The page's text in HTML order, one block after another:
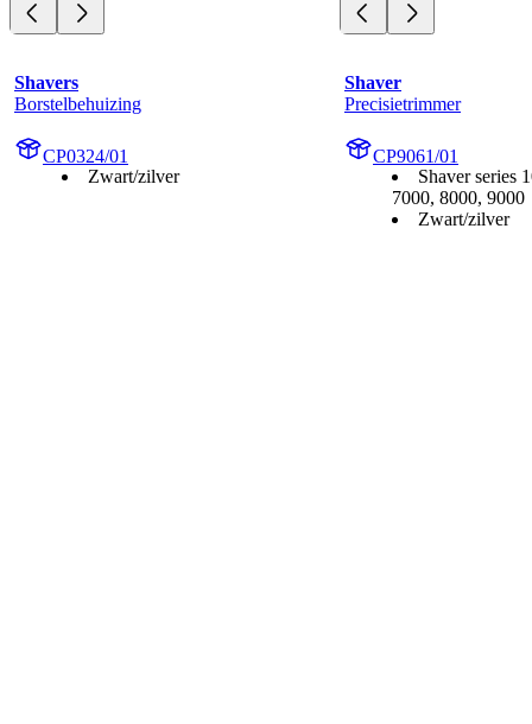
Shavers
Borstelbehuizing
CP0324/01
Zwart/zilver
Shaver
Precisietrimmer
CP9061/01
Shaver series
7000, 8000, 9000
Zwart/zilver